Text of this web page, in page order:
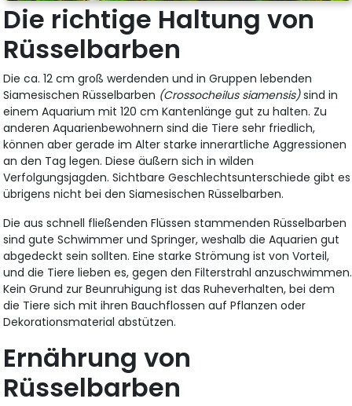
Die richtige Haltung von
Rüsselbarben
Die ca. 12 cm groß werdenden und in Gruppen lebenden
Siamesischen Rüsselbarben (Crossocheilus siamensis)sind in
einem Aquarium mit 120 cm Kantenlänge gut zu halten. Zu
anderen Aquarienbewohnern sind die Tiere sehr friedlich,
können aber gerade im Alter starke innerartliche Aggressionen
an den Tag legen. Diese äußern sich in wilden
Verfolgungsjagden. Sichtbare Geschlechtsunterschiede gibt es
übrigens nicht bei den Siamesischen Rüsselbarben.
Die aus schnell fließenden Flüssen stammenden Rüsselbarben
sind gute Schwimmer und Springer, weshalb die Aquarien gut
abgedeckt sein sollten. Eine starke Strömung ist von Vorteil,
und die Tiere lieben es, gegen den Filterstrahl anzuschwimmen.
Kein Grund zur Beunruhigung ist das Ruheverhalten, bei dem
die Tiere sich mit ihren Bauchflossen auf Pflanzen oder
Dekorationsmaterial abstützen.
Ernährung von
Rüsselbarben